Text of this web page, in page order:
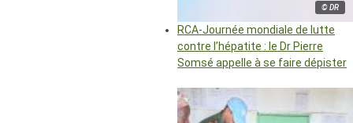
© DR
RCA-Journée mondiale de lutte
contre l’hépatite : le Dr Pierre
Somsé appelle à se faire dépister